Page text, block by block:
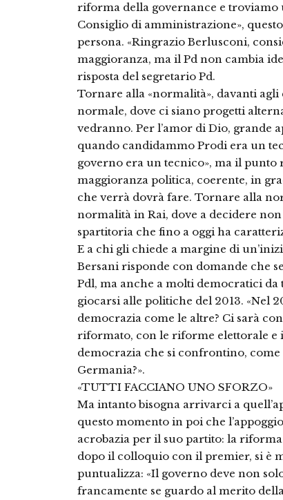
riforma della governance e
Consiglio di amministrazione»,
persona. «Ringrazio Berlusconi,
maggioranza, ma il Pd non cambia
risposta del segretario Pd.
Tornare alla «normalità», davanti
normale, dove ci siano progetti
vedranno. Per l’amor di Dio, grande
quando candidammo Prodi era un
governo era un tecnico», ma il punto
maggioranza politica, coerente, in
che verrà dovrà fare. Tornare alla
normalità in Rai, dove a decidere
spartitoria che fino a oggi ha
E a chi gli chiede a margine di
Bersani risponde con domande che
Pdl, ma anche a molti democratici
giocarsi alle politiche del 2013. «Nel
democrazia come le altre? Ci sarà
riformato, con le riforme elettorale e
democrazia che si confrontino,
Germania?».
«TUTTI FACCIANO UNO SFORZO»
Ma intanto bisogna arrivarci a
questo momento in poi che
acrobazia per il suo partito: la
dopo il colloquio con il premier, si è
puntualizza: «Il governo deve non
francamente se guardo al merito